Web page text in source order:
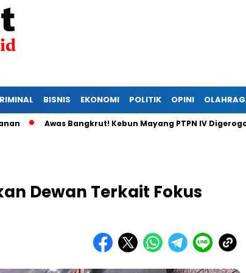
BISNIS EKONOMI POLITIK OPINI
Awas Bangkrut! Kebun Mayang PTPN IV Digerogoti
Dewan Terkait Fokus